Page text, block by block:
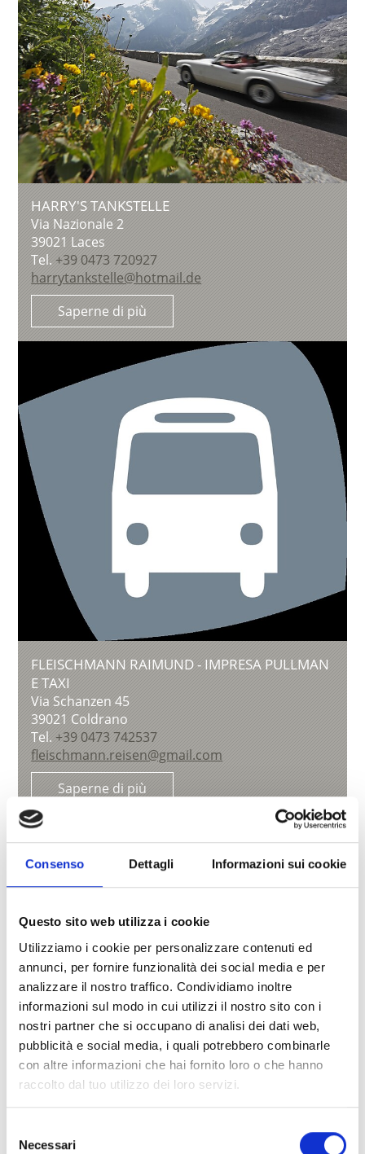
Consenso Dettagli Informazioni sui cookie
Questo sito web utilizza i cookie
Utilizziamo i cookie per personalizzare contenuti ed
annunci, per fornire funzionalità dei social media e per
analizzare il nostro traffico. Condividiamo inoltre
informazioni sul modo in cui utilizzi il nostro sito con i
nostri partner che si occupano di analisi dei dati web,
pubblicità e social media, i quali potrebbero combinarle
con altre informazioni che hai fornito loro o che hanno
raccolto dal tuo utilizzo dei loro servizi.
delNecessari
HARRY'S TANKSTELLE
Via Nazionale 2
39021 Laces
Tel. +39 0473 720927
harrytankstelle@hotmail.de
Saperne di più
FLEISCHMANN RAIMUND - IMPRESA PULLMAN
E TAXI
Via Schanzen 45
39021 Coldrano
Tel. +39 0473 742537
fleischmann.reisen@gmail.com
Saperne di più
PARRUCCHIERE TREND HAIR
Via Maso 4
Tel.+39 0473 623164